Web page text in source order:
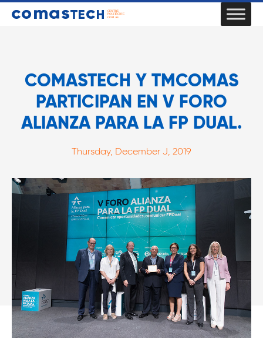
COMASTECH Y TMCOMAS
PARTICIPAN EN V FORO
ALIANZA PARA LA FP DUAL.
Thursday, December J, 2019